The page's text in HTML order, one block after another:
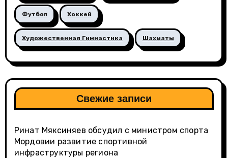
Футбол Хоккей
Художественная Гимнастика Шахматы
Свежие записи
Ринат Мяксиняев обсудил с министром спорта
Мордовии развитие спортивной
инфраструктуры региона